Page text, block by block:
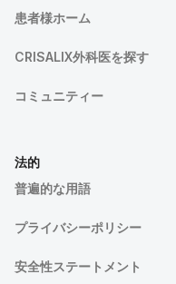
患者様ホーム
CRISALIX外科医を探す
コミュニティー
法的
普遍的な用語
プライバシーポリシー
安全性ステートメント